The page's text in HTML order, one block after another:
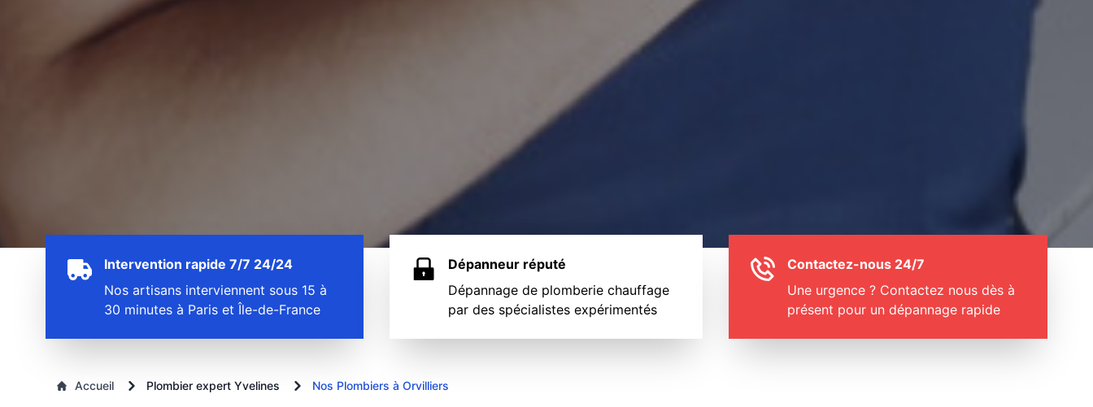
Intervention rapide 7/7 24/24
Nos artisans interviennent sous 15 à
30 minutes à Paris et Île-de-France
Dépanneur réputé
Dépannage de plomberie chauffage
par des spécialistes expérimentés
Contactez-nous 24/7
Une urgence ? Contactez nous dès à
présent pour un dépannage rapide
Accueil Plombier expert Yvelines Nos Plombiers à Orvilliers